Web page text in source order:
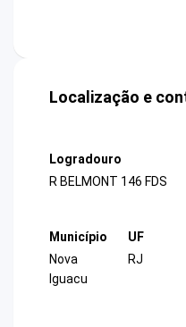
Localização e
Logradouro
R BELMONT 146 FDS
Município
Nova
Iguacu
UF
RJ